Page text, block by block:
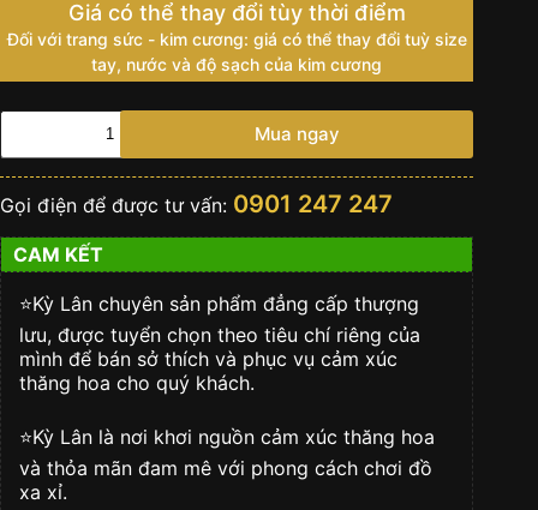
Giá có thể thay đổi tùy thời điểm
Đối với trang sức - kim cương: giá có thể thay đổi tuỳ size
tay, nước và độ sạch của kim cương
Vertu
P
Black
Moon
White
Calf
số
lượng
Mua ngay
Gọi điện để được tư vấn: 0901 247 247
CAM KẾT
⭐️Kỳ Lân chuyên sản phẩm đẳng cấp thượng
lưu, được tuyển chọn theo tiêu chí riêng của
mình để bán sở thích và phục vụ cảm xúc
thăng hoa cho quý khách.
⭐️Kỳ Lân là nơi khơi nguồn cảm xúc thăng hoa
và thỏa mãn đam mê với phong cách chơi đồ
xa xỉ.